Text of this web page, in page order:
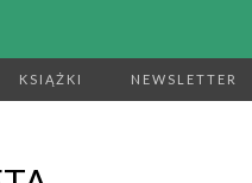
KSIĄŻKI NEWSLETTER